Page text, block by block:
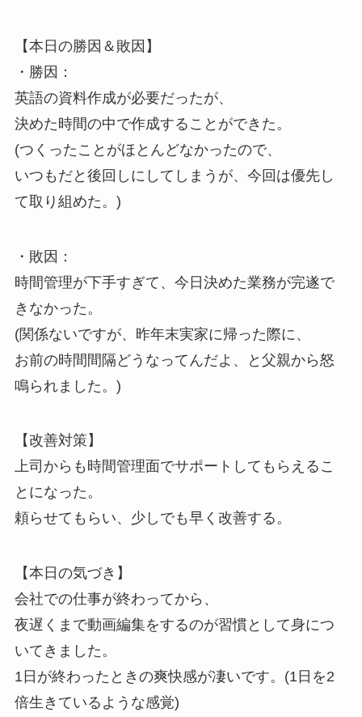
【本日の勝因＆敗因】
・勝因：
英語の資料作成が必要だったが、
決めた時間の中で作成することができた。
(つくったことがほとんどなかったので、
いつもだと後回しにしてしまうが、今回は優先し
て取り組めた。)
・敗因：
時間管理が下手すぎて、今日決めた業務が完遂で
きなかった。
(関係ないですが、昨年末実家に帰った際に、
お前の時間間隔どうなってんだよ、と父親から怒
鳴られました。)
【改善対策】
上司からも時間管理面でサポートしてもらえるこ
とになった。
頼らせてもらい、少しでも早く改善する。
【本日の気づき】
会社での仕事が終わってから、
夜遅くまで動画編集をするのが習慣として身につ
いてきました。
1日が終わったときの爽快感が凄いです。(1日を2
倍生きているような感覚)